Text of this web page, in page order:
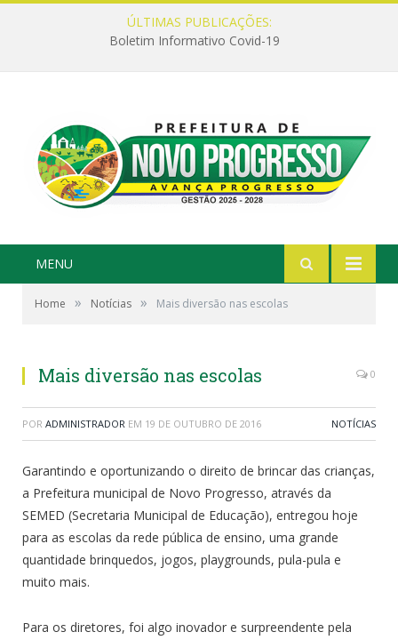
ÚLTIMAS PUBLICAÇÕES:
Boletim Informativo Covid-19
MENU
Home » Notícias » Mais diversão nas escolas
Mais diversão nas escolas 0
POR ADMINISTRADOR EM 19 DE OUTUBRO DE 2016 NOTÍCIAS
Garantindo e oportunizando o direito de brincar das crianças,
a Prefeitura municipal de Novo Progresso, através da
SEMED (Secretaria Municipal de Educação), entregou hoje
para as escolas da rede pública de ensino, uma grande
quantidade brinquedos, jogos, playgrounds, pula-pula e
muito mais.
Para os diretores, foi algo inovador e surpreendente pela